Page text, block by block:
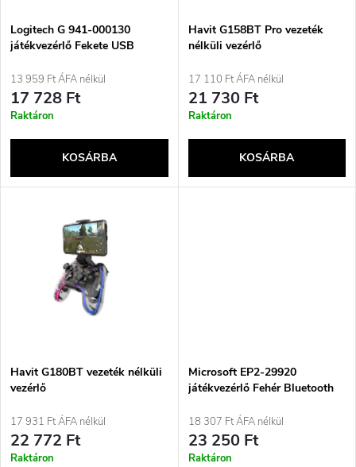
e
k
r
n
é
s
e
é
k
e
k
l
j
a
Logitech G 941-000130
játékvezérlő Fekete USB
PlayStation 4, Xbox One
13 959 Ft ÁFA nélkül
17 728 Ft
Raktáron
KOSÁRBA
Havit G158BT Pro vezeték
nélküli vezérlő
17 110 Ft ÁFA nélkül
21 730 Ft
Raktáron
KOSÁRBA
Havit G180BT vezeték nélküli
vezérlő
17 931 Ft ÁFA nélkül
22 772 Ft
Raktáron
Microsoft EP2-29920
játékvezérlő Fehér Bluetooth
Android, PC, Xbox One, Xbox
Series S, Xbox Series X, iOS
18 307 Ft ÁFA nélkül
23 250 Ft
Raktáron